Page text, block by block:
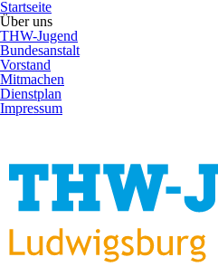
Startseite
Über uns
THW-Jugend
Bundesanstalt
Vorstand
Mitmachen
Dienstplan
Impressum